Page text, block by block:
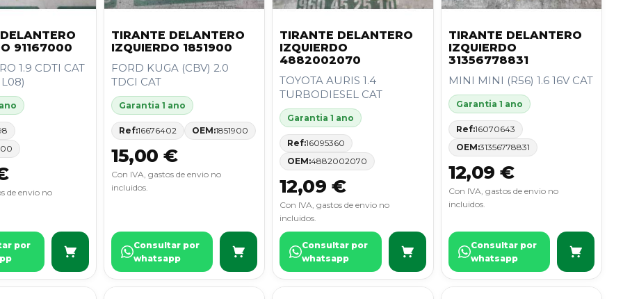
91167000
1.9 CDTI CAT
de envio no
por
TIRANTE DELANTERO
IZQUIERDO 1851900
FORD KUGA (CBV) 2.0
TDCI CAT
Garantia 1 ano
Ref:16676402 OEM:1851900
15,00 €
Con IVA, gastos de envio no
incluidos.
Consultar por
whatsapp
TIRANTE DELANTERO
IZQUIERDO
4882002070
TOYOTA AURIS 1.4
TURBODIESEL CAT
Garantia 1 ano
Ref:16095360
OEM:4882002070
12,09 €
Con IVA, gastos de envio no
incluidos.
Consultar por
whatsapp
TIRANTE DELANTERO
IZQUIERDO
31356778831
MINI MINI (R56) 1.6 16V CAT
Garantia 1 ano
Ref:16070643
OEM:31356778831
12,09 €
Con IVA, gastos de envio no
incluidos.
Consultar por
whatsapp